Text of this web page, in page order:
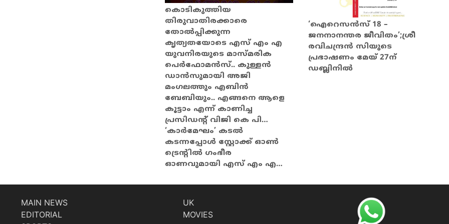
കൊടികുത്തിയ
തിരുവാതിരക്കാരെ
തോൽപ്പിക്കുന്ന
കൃത്യതയോടെ എസ് എം എ
യുവനിരയുടെ മാസ്മരിക
പെർഫോമൻസ്.. കുള്ളൻ
ഡാൻസുമായി അജി
മംഗലത്തും എബിൻ
ബേബിയും.. എങ്ങനെ ആളെ
കൂട്ടാം എന്ന് കാണിച്ച
പ്രസിഡന്റ് വിജി കെ പി…
‘കാർമേഘം’ കടൽ
കടന്നപ്പോൾ സ്റ്റോക്ക് ഓൺ
ട്രെന്റിൽ ഗംഭീര
ഓണവുമായി എസ് എം എ…
‘ഐറെസന്‍സ് 18 –
ജനനാനന്തര ജീവിതം’;ശ്രീ
രവിചന്ദ്രന്‍ സിയുടെ
പ്രഭാഷണം മേയ് 27ന്
ഡബ്ലിനില്‍
MAIN NEWS
EDITORIAL
UK
MOVIES